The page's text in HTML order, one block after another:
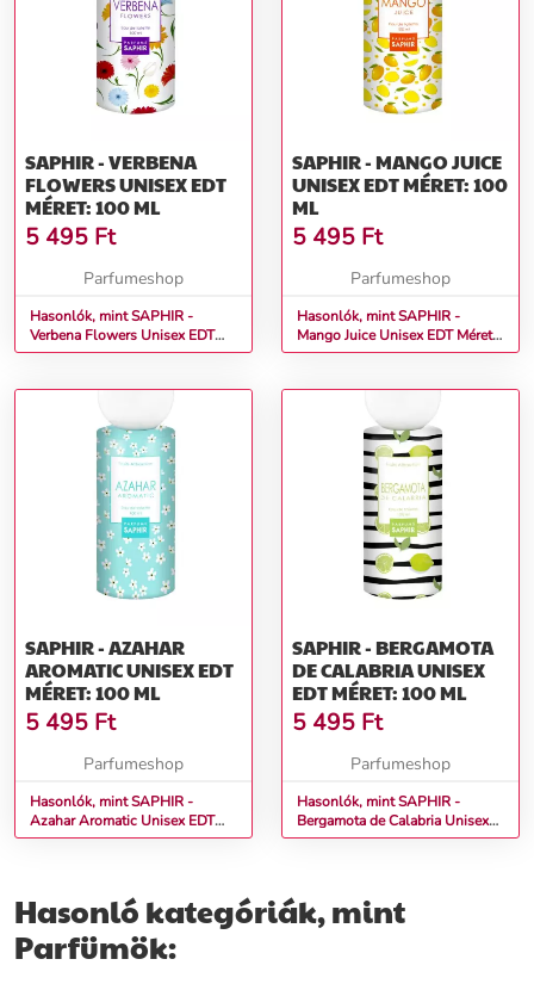
SAPHIR - VERBENA
FLOWERS UNISEX EDT
MÉRET: 100 ML
5 495 Ft
Parfumeshop
Hasonlók, mint SAPHIR -
Verbena Flowers Unisex EDT
Méret: 100 ml
SAPHIR - MANGO JUICE
UNISEX EDT MÉRET: 100
ML
5 495 Ft
Parfumeshop
Hasonlók, mint SAPHIR -
Mango Juice Unisex EDT Méret:
100 ml
SAPHIR - AZAHAR
AROMATIC UNISEX EDT
MÉRET: 100 ML
5 495 Ft
Parfumeshop
Hasonlók, mint SAPHIR -
Azahar Aromatic Unisex EDT
Méret: 100 ml
SAPHIR - BERGAMOTA
DE CALABRIA UNISEX
EDT MÉRET: 100 ML
5 495 Ft
Parfumeshop
Hasonlók, mint SAPHIR -
Bergamota de Calabria Unisex
EDT Méret: 100 ml
Hasonló kategóriák, mint
Parfümök: